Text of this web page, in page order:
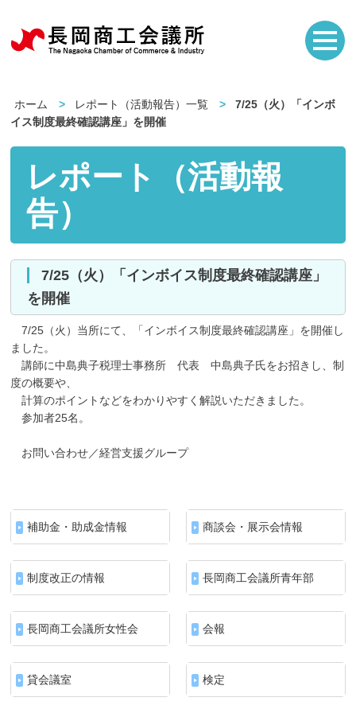
ホーム レポート（活動報告）一覧
7/25（火）「インボ
イス制度最終確認講座」を開催
レポート（活動報
告）
7/25（火）「インボイス制度最終確認講座」
を開催
7/25（火）当所にて、「インボイス制度最終確認講座」を開催し
ました。
講師に中島典子税理士事務所 代表 中島典子氏をお招きし、制
度の概要や、
計算のポイントなどをわかりやすく解説いただきました。
参加者25名。
お問い合わせ／経営支援グループ
補助金・助成金情報 商談会・展示会情報
制度改正の情報 長岡商工会議所青年部
長岡商工会議所女性会 会報
貸会議室 検定